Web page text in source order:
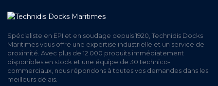
Spécialiste en EPI et en soudage depuis 1920, Technidis Docks
Maritimes vous offre une expertise industrielle et un service de
proximité. Avec plus de 12 000 produits immédiatement
disponibles en stock et une équipe de 30 technico-
commerciaux, nous répondons à toutes vos demandes dans les
meilleurs délais.